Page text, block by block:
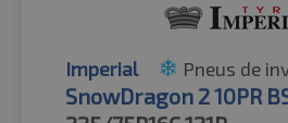
Imperial Pneus de
SnowDragon 2 10PR